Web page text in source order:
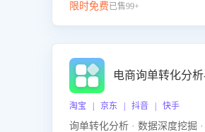
限时免费已售99+
电商询单转化分
淘宝 | 京东 | 抖音 | 快手
询单转化分析 · 数据深度挖掘